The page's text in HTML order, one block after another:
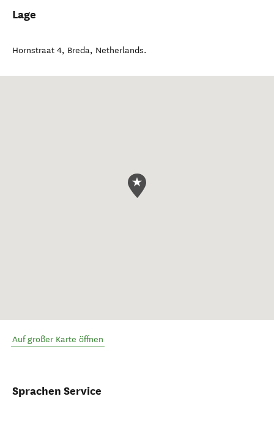
Lage
Hornstraat 4, Breda, Netherlands.
Auf großer Karte öffnen
Sprachen Service